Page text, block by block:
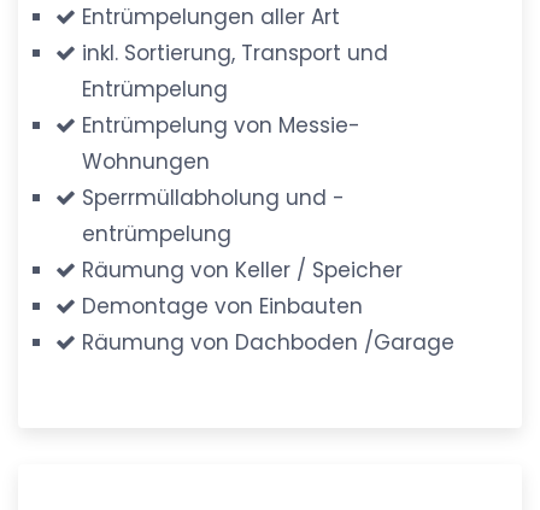
Entrümpelungen aller Art
inkl. Sortierung, Transport und
Entrümpelung
Entrümpelung von Messie-
Wohnungen
Sperrmüllabholung und -
entrümpelung
Räumung von Keller / Speicher
Demontage von Einbauten
Räumung von Dachboden /Garage